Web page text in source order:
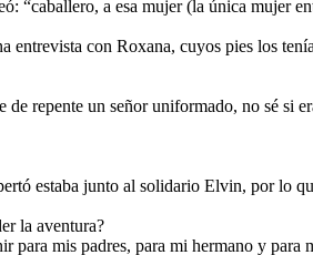
“caballero, a esa mujer (la única mujer
con Roxana, cuyos pies los
repente un señor uniformado, no sé
estaba junto al solidario Elvin, por lo
la aventura?
para mis padres, para mi hermano y